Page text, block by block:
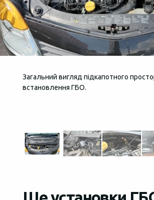
Загальний вигляд підкапотного
встановлення ГБО.